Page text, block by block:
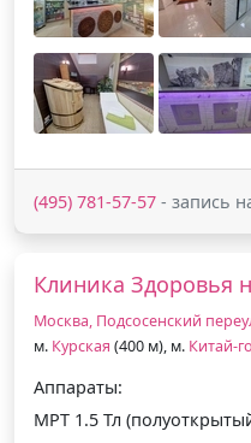
(495) 781-57-57 - запись
Клиника Здоровья
Москва, Подсосенский
м. Курская (400 м), м. Китай-
Аппараты:
МРТ 1.5 Тл